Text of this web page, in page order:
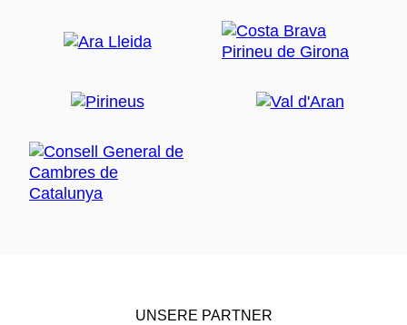
UNSERE PARTNER